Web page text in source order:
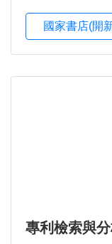
國家書店(開
專利檢索與